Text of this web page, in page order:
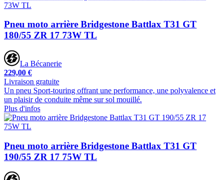
Pneu moto arrière Bridgestone Battlax T31 GT
180/55 ZR 17 73W TL
La Bécanerie
229,00 €
Livraison gratuite
Un pneu Sport-touring offrant une performance, une polyvalence et
un plaisir de conduite même sur sol mouillé.
Plus d'infos
Pneu moto arrière Bridgestone Battlax T31 GT
190/55 ZR 17 75W TL